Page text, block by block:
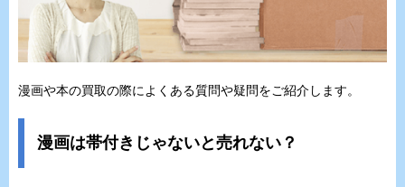
漫画や本の買取の際によくある質問や疑問をご紹介します。
漫画は帯付きじゃないと売れない？